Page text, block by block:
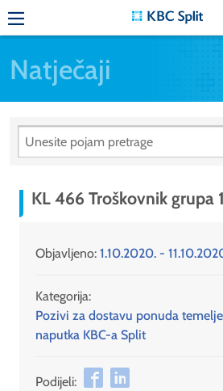
Natječaji
KL 466 Troškovnik grupa 1
Objavljeno: 1.10.2020. -
Kategorija:
Pozivi za dostavu ponuda
naputka KBC-a Split
Podijeli: